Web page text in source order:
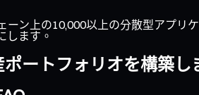
ーン上の10,000以上の分散型アプ
します。
ートフォリオを構築し